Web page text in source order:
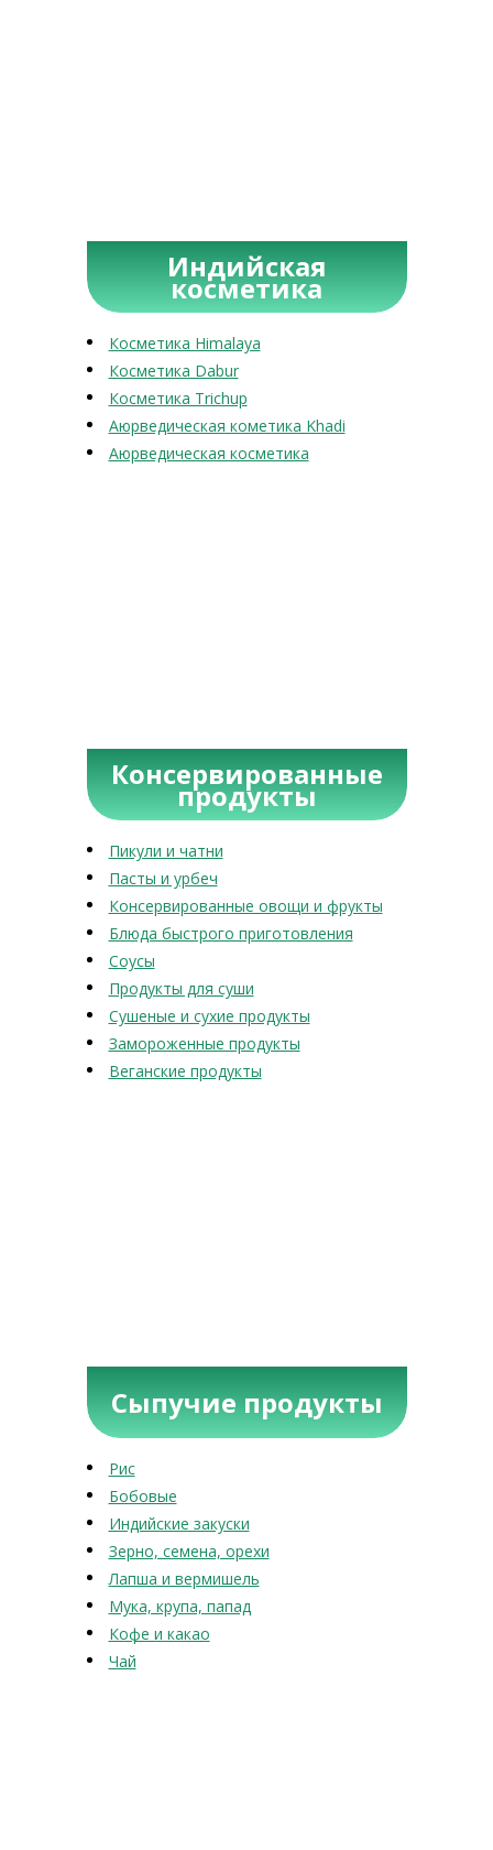
Индийская
косметика
Косметика Himalaya
Косметика Dabur
Косметика Trichup
Аюрведическая кометика Khadi
Аюрведическая косметика
Консервированные
продукты
Пикули и чатни
Пасты и урбеч
Консервированные овощи и фрукты
Блюда быстрого приготовления
Соусы
Продукты для суши
Сушеные и сухие продукты
Замороженные продукты
Веганские продукты
Сыпучие продукты
Рис
Бобовые
Индийские закуски
Зерно, семена, орехи
Лапша и вермишель
Мука, крупа, папад
Кофе и какао
Чай